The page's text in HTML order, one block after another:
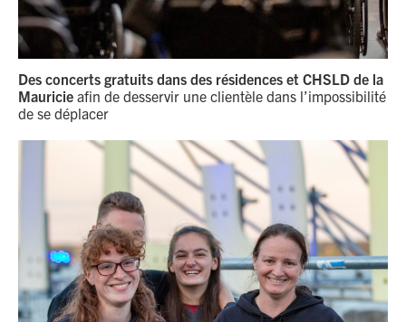
Des concerts gratuits dans des résidences et CHSLD de la
Mauricie afin de desservir une clientèle dans l’impossibilité
de se déplacer